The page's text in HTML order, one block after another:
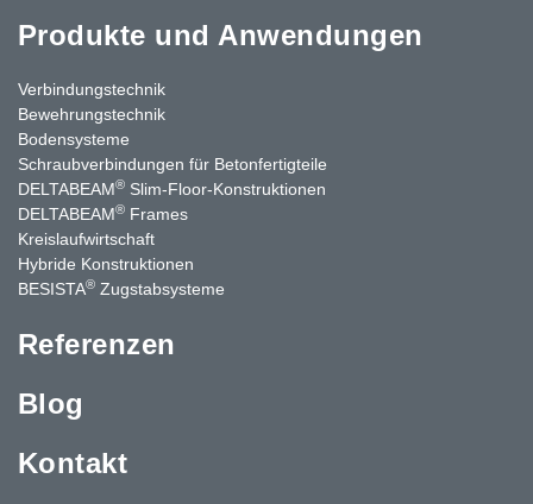
Produkte und Anwendungen
Verbindungstechnik
Bewehrungstechnik
Bodensysteme
Schraubverbindungen für Betonfertigteile
DELTABEAM® Slim-Floor-Konstruktionen
DELTABEAM® Frames
Kreislaufwirtschaft
Hybride Konstruktionen
BESISTA® Zugstabsysteme
Referenzen
Blog
Kontakt